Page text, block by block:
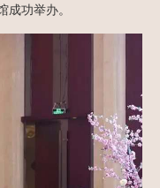
功举办。